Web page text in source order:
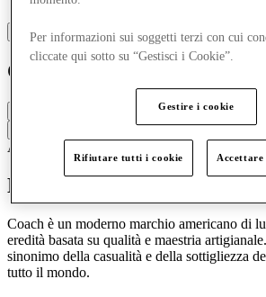
Coach
Accessori e borse Orologi e gioielli
Discover Coach
Coach è un moderno marchio americano di
eredità basata su qualità e maestria
sinonimo della casualità e della sottigliezza
tutto il mondo.
Per informazioni sui soggetti terzi con cui
cliccate qui sotto su “Gestisci i Cookie”.
Gestire i cookie
Rifiutare tutti i cookie